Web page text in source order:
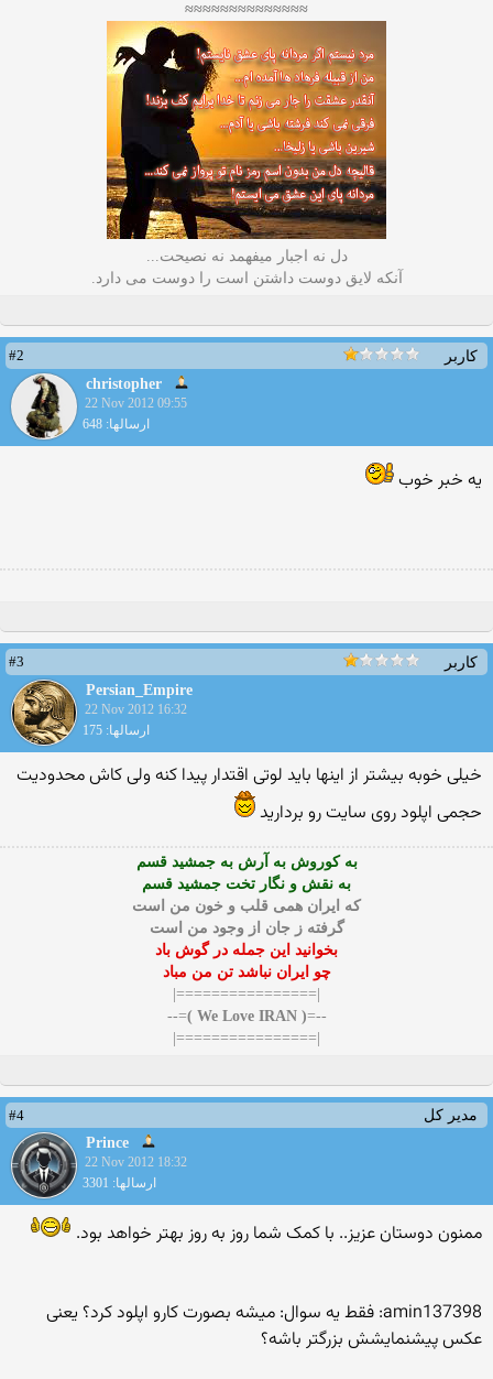
≈≈≈≈≈≈≈≈≈≈≈≈≈≈
دل نه اجبار میفهمد نه نصیحت...
آنکه لایق دوست داشتن است را دوست می دارد.
کاربر
#2
christopher
22 Nov 2012 09:55
ارسالها: 648
یه خبر خوب
کاربر
#3
Persian_Empire
22 Nov 2012 16:32
ارسالها: 175
خیلی خوبه بیشتر از اینها باید لوتی اقتدار پیدا کنه ولی کاش محدودیت
حجمی اپلود روی سایت رو بردارید
به کوروش به آرش به جمشید قسم
به نقش و نگار تخت جمشید قسم
که ایران همی قلب و خون من است
گرفته ز جان از وجود من است
بخوانید این جمله در گوش باد
چو ایران نباشد تن من مباد
|================|
--=
( We Love IRAN )
=--
|================|
مدیر کل
#4
Prince
22 Nov 2012 18:32
ارسالها: 3301
ممنون دوستان عزیز.. با کمک شما روز به روز بهتر خواهد بود.
amin137398: فقط یه سوال: میشه بصورت کارو اپلود کرد؟ یعنی
عکس پیشنمایشش بزرگتر باشه؟